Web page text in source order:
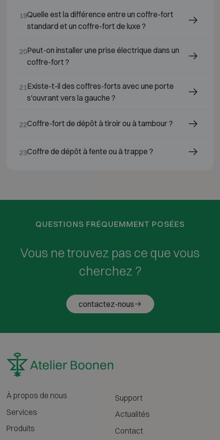
19Quelle est la différence entre un coffre-fort
standard et un coffre-fort de luxe ?
20Peut-on installer une prise électrique dans un
coffre-fort ?
21Existe-t-il des coffres-forts avec une porte
s'ouvrant vers la gauche ?
22Coffre-fort de dépôt à tiroir ou à tambour ?
23Coffre de dépôt à fente ou à trappe ?
QUESTIONS FRÉQUEMMENT POSÉES
Vous ne trouvez pas ce que vous
cherchez ?
contactez-nous
À propos de nous
Services
Produits
Support
Actualités
Contact